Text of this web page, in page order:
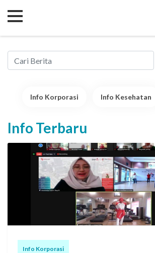
Info Korporasi Info Kesehatan
Info Terbaru
Info Korporasi